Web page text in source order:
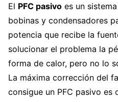
El PFC pasivo es un
bobinas y condensadores
potencia que recibe la
solucionar el problema la
forma de calor, pero no lo
La máxima corrección del
consigue un PFC pasivo es